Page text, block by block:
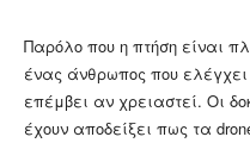
Παρόλο που η πτήση είναι
ένας άνθρωπος που
επέμβει αν χρειαστεί. Οι
έχουν αποδείξει πως τα